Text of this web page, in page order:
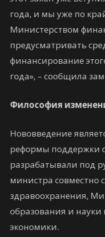
года, и мы уже по
Министерством
предусматривать
финансирование
года», – сообщила
Философия
Нововведение
реформы поддержки
разрабатывали под
министра совместно
здравоохранения,
образования и
экономики.